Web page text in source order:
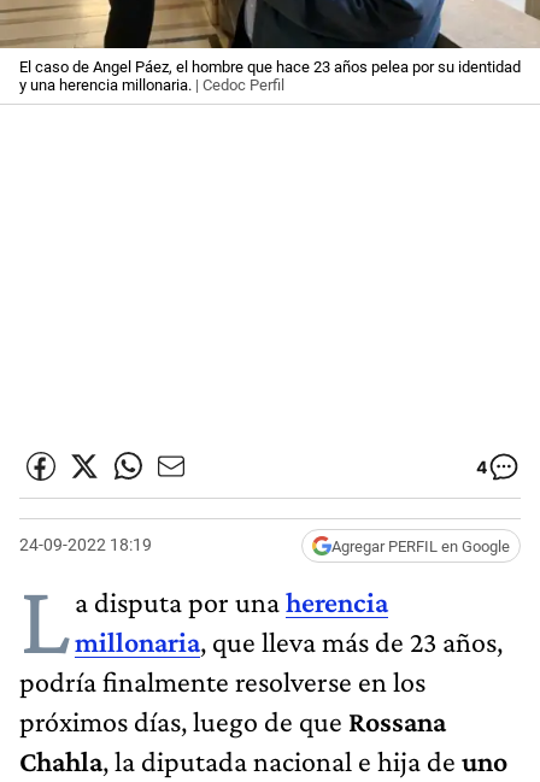
El caso de Angel Páez, el hombre que hace 23 años pelea por su identidad
y una herencia millonaria. | Cedoc Perfil
4
24-09-2022 18:19 Agregar PERFIL en Google
La disputa por unaherencia
millonaria, que lleva más de 23 años,
podría finalmente resolverse en los
próximos días, luego de que Rossana
Chahla, la diputada nacional e hija de uno